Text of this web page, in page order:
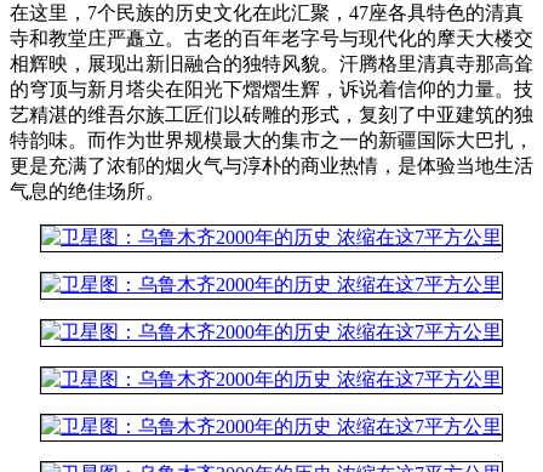
在这里，7个民族的历史文化在此汇聚，47座各具特色的清真
寺和教堂庄严矗立。古老的百年老字号与现代化的摩天大楼交
相辉映，展现出新旧融合的独特风貌。汗腾格里清真寺那高耸
的穹顶与新月塔尖在阳光下熠熠生辉，诉说着信仰的力量。技
艺精湛的维吾尔族工匠们以砖雕的形式，复刻了中亚建筑的独
特韵味。而作为世界规模最大的集市之一的新疆国际大巴扎，
更是充满了浓郁的烟火气与淳朴的商业热情，是体验当地生活
气息的绝佳场所。